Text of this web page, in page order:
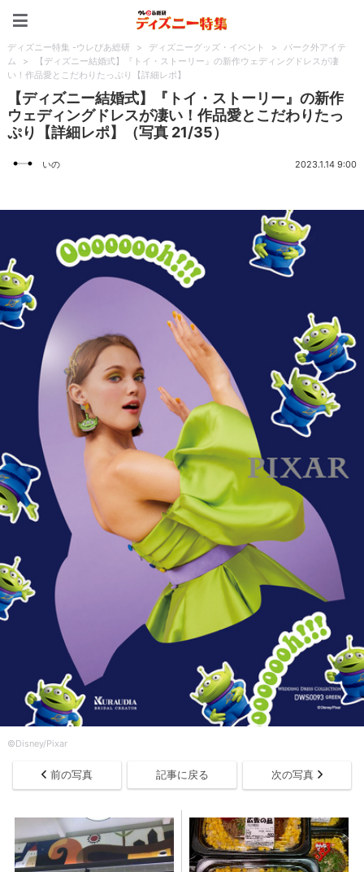
ディズニー特集 -ウレぴあ総研 > ディズニーグッズ・イベント >
パーク外アイテ
ム
>
【ディズニー結婚式】『トイ・ストーリー』の新作ウェディングドレスが凄
い！作品愛とこだわりたっぷり【詳細レポ】
【ディズニー結婚式】『トイ・ストーリー』の新作
ウェディングドレスが凄い！作品愛とこだわりたっ
ぷり【詳細レポ】（写真 21/35）
いの 2023.1.14 9:00
©Disney/Pixar
前の写真 記事に戻る 次の写真